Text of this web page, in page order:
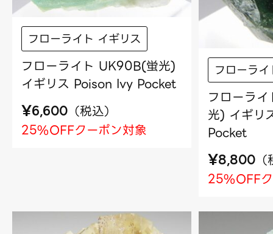
フローライト イギリス
フローライト UK90B(蛍光)
イギリス Poison Ivy Pocket
¥6,600 （税込）
25%OFFクーポン対象
フローラ
フローラ
光) イギリ
Pocket
¥8,800 （
25%OFF